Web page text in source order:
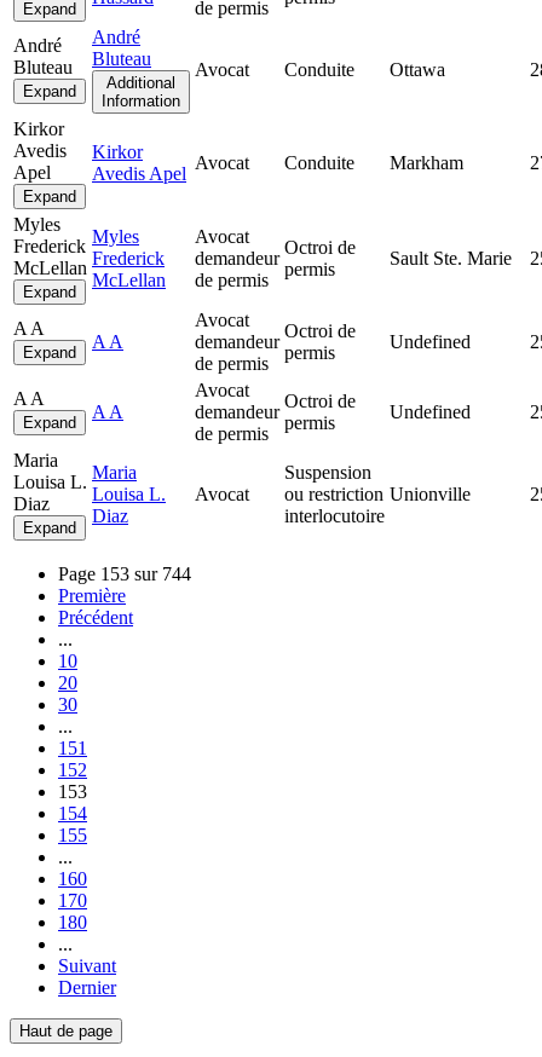
Expand de permis
André
Bluteau
Expand
André
Bluteau
Additional
Information
Avocat Conduite Ottawa
Kirkor
Avedis
Apel
Expand
Kirkor
Avedis Apel
Avocat Conduite Markham
Myles
Frederick
McLellan
Expand
Myles
Frederick
McLellan
Avocat
demandeur
de permis
Octroi de
permis
Sault Ste. Marie
A A
Expand
A A
Avocat
demandeur
de permis
Octroi de
permis
Undefined
A A
Expand
A A
Avocat
demandeur
de permis
Octroi de
permis
Undefined
Maria
Louisa L.
Diaz
Expand
Maria
Louisa L.
Diaz
Avocat
Suspension
ou restriction
interlocutoire
Unionville
Page 153 sur 744
Première
Précédent
...
10
20
30
...
151
152
153
154
155
...
160
170
180
...
Suivant
Dernier
Haut de page